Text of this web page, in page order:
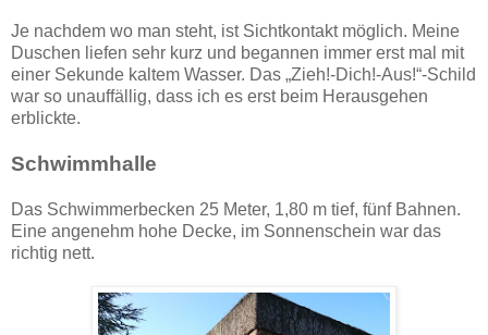
Je nachdem wo man steht, ist Sichtkontakt möglich. Meine
Duschen liefen sehr kurz und begannen immer erst mal mit
einer Sekunde kaltem Wasser. Das „Zieh!-Dich!-Aus!“-Schild
war so unauffällig, dass ich es erst beim Herausgehen
erblickte.
Schwimmhalle
Das Schwimmerbecken 25 Meter, 1,80 m tief, fünf Bahnen.
Eine angenehm hohe Decke, im Sonnenschein war das
richtig nett.